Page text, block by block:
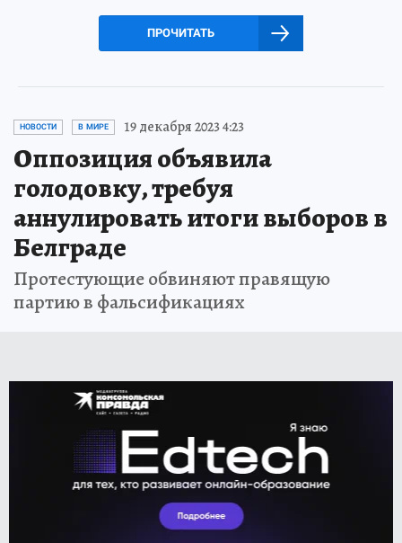
ПРОЧИТАТЬ
НОВОСТИ В МИРЕ 19 декабря 2023 4:23
Оппозиция объявила
голодовку, требуя
аннулировать итоги выборов в
Белграде
Протестующие обвиняют правящую
партию в фальсификациях